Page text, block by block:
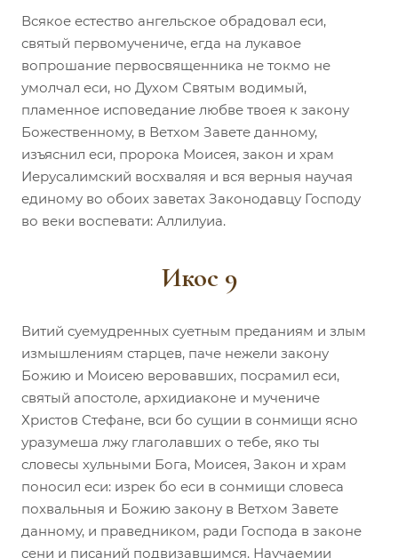
Всякое естество ангельское обрадовал еси,
святый первомучениче, егда на лукавое
вопрошание первосвященника не токмо не
умолчал еси, но Духом Святым водимый,
пламенное исповедание любве твоея к закону
Божественному, в Ветхом Завете данному,
изъяснил еси, пророка Моисея, закон и храм
Иерусалимский восхваляя и вся верныя научая
единому во обоих заветах Законодавцу Господу
во веки воспевати: Аллилуиа.
Икос 9
Витий суемудренных суетным преданиям и злым
измышлениям старцев, паче нежели закону
Божию и Моисею веровавших, посрамил еси,
святый апостоле, архидиаконе и мучениче
Христов Стефане, вси бо сущии в сонмищи ясно
уразумеша лжу глаголавших о тебе, яко ты
словесы хульными Бога, Моисея, Закон и храм
поносил еси: изрек бо еси в сонмищи словеса
похвальныя и Божию закону в Ветхом Завете
данному, и праведником, ради Господа в законе
сени и писаний подвизавшимся. Научаемии